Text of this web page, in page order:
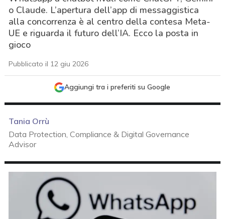
o Claude. L’apertura dell’app di messaggistica
alla concorrenza è al centro della contesa Meta-
UE e riguarda il futuro dell’IA. Ecco la posta in
gioco
Pubblicato il 12 giu 2026
Aggiungi tra i preferiti su Google
Tania Orrù
Data Protection, Compliance & Digital Governance
Advisor